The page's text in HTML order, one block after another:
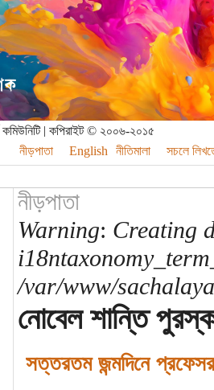
| কপিরাইট © ২০০৬-২০১৫
নীড়পাতা
English নীতিমালা সচলে
নীড়পাতা
Warning: Creating
/var/www/
নোবেল শান্তি
সত্তরতম জন্মদিনে